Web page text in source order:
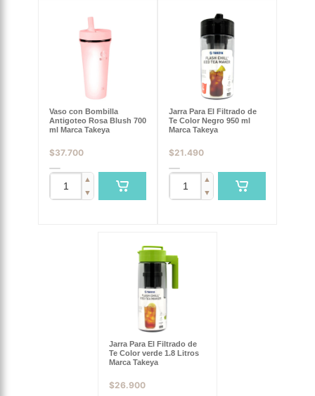
Vaso con Bombilla
Antigoteo Rosa Blush 700
ml Marca Takeya
$37.700
▲
▼
Jarra Para El Filtrado de
Te Color Negro 950 ml
Marca Takeya
$21.490
▲
▼
Jarra Para El Filtrado de
Te Color verde 1.8 Litros
Marca Takeya
$26.900